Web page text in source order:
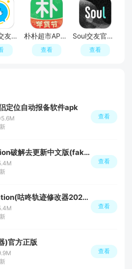
进圈cp交友软件手机版 朴朴超市APP最新版本
查看
Soul交友官方APP最新版
查看
定位自动报备软件apk
查看
fakelocation破解去更新中文版(fakelocation免付费版)
查看
FakeLocation(咕咚轨迹修改器2026插件版)
查看
)官方正版
查看